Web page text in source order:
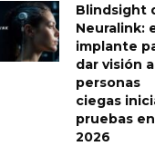
Blindsight
Neuralink:
implante
dar visión a
personas
ciegas
pruebas en
2026